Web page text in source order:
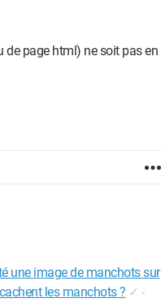
de page html) ne soit pas en
une image de manchots sur
les manchots ? ✓ -